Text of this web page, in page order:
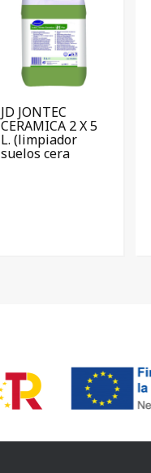
JD JONTEC
CERAMICA 2 X 5
L. (limpiador
suelos cera